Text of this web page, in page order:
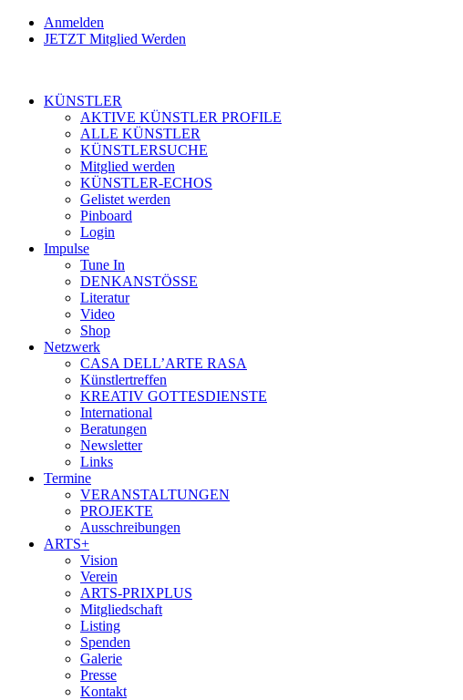
Anmelden
JETZT Mitglied Werden
KÜNSTLER
AKTIVE KÜNSTLER PROFILE
ALLE KÜNSTLER
KÜNSTLERSUCHE
Mitglied werden
KÜNSTLER-ECHOS
Gelistet werden
Pinboard
Login
Impulse
Tune In
DENKANSTÖSSE
Literatur
Video
Shop
Netzwerk
CASA DELL’ARTE RASA
Künstlertreffen
KREATIV GOTTESDIENSTE
International
Beratungen
Newsletter
Links
Termine
VERANSTALTUNGEN
PROJEKTE
Ausschreibungen
ARTS+
Vision
Verein
ARTS-PRIXPLUS
Mitgliedschaft
Listing
Spenden
Galerie
Presse
Kontakt